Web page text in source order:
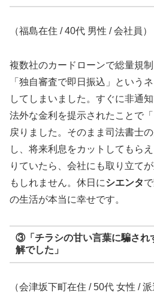
（福島在住 / 40代 男性 / 会社員）
複数社のカードローンで総量規
「独自審査で即日振込」という
してしまいました。すぐに非通
法外な金利を提示されたことで
戻りました。そのまま司法書士
し、将来利息をカットしてもら
りていたら、会社にも取り立て
もしれません。休日にシエンタ
の生活が本当に幸せです。
③「チラシの甘い言葉に騙され
解でした」
（会津坂下町在住 / 50代 女性 / 派